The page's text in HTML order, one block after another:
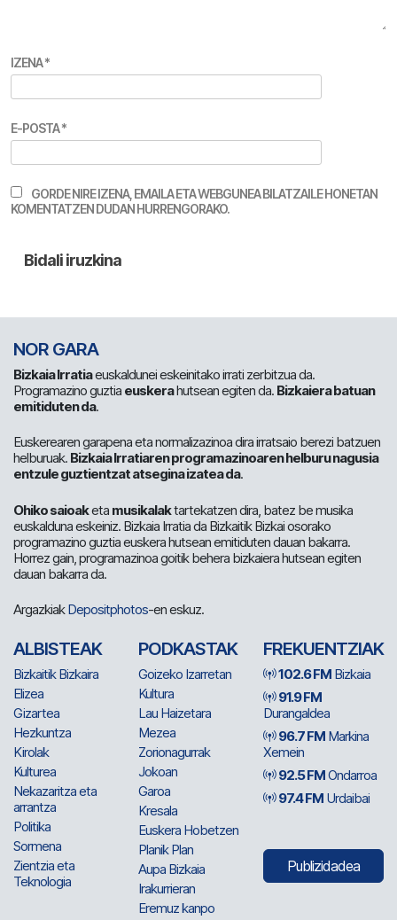
IZENA*
E-POSTA*
GORDE NIRE IZENA, EMAILA ETA WEBGUNEA BILATZAILE HONETAN
KOMENTATZEN DUDAN HURRENGORAKO.
NOR GARA
Bizkaia Irratiaeuskaldunei eskeinitako irrati zerbitzua da.
Programazino guztia euskerahutsean egiten da. Bizkaiera batuan
emitiduten da.
Euskerearen garapena eta normalizazinoa dira irratsaio berezi batzuen
helburuak. Bizkaia Irratiaren programazinoaren helburu nagusia
entzule guztientzat atsegina izatea da.
Ohiko saioaketa musikalaktartekatzen dira, batez be musika
euskalduna eskeiniz. Bizkaia Irratia da Bizkaitik Bizkai osorako
programazino guztia euskera hutsean emitiduten dauan bakarra.
Horrez gain, programazinoa goitik behera bizkaiera hutsean egiten
dauan bakarra da.
ArgazkiakDepositphotos-en eskuz.
ALBISTEAK
Bizkaitik Bizkaira
Elizea
Gizartea
Hezkuntza
Kirolak
Kulturea
Nekazaritza eta
arrantza
Politika
Sormena
Zientzia eta
Teknologia
PODKASTAK
Goizeko Izarretan
Kultura
Lau Haizetara
Mezea
Zorionagurrak
Jokoan
Garoa
Kresala
Euskera Hobetzen
Planik Plan
Aupa Bizkaia
Irakurrieran
Eremuz kanpo
FREKUENTZIAK
102.6 FM Bizkaia
91.9 FM
Durangaldea
96.7 FM Markina
Xemein
92.5 FMOndarroa
97.4 FM Urdaibai
Publizidadea